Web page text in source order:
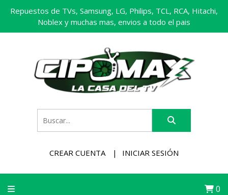
Repuestos de TVs, Samsung, LG, Philips, TCL, RCA, Hitachi,
Noblex y muchas mas, envios a todo el pais
CREAR CUENTA INICIAR SESIÓN
0